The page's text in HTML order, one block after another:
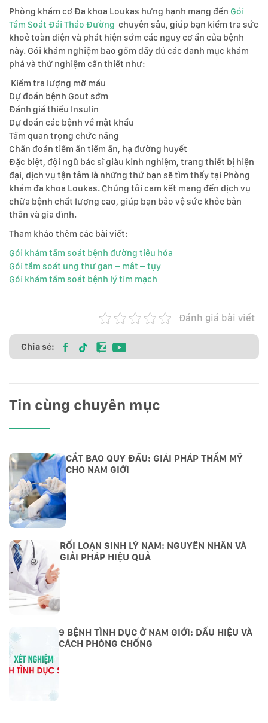
Phòng khám cơ Đa khoa Loukas hưng hạnh mang đến Gói
Tầm Soát Đái Tháo Đường chuyên sâu, giúp bạn kiểm tra sức
khoẻ toàn diện và phát hiện sớm các nguy cơ ẩn của bệnh
này. Gói khám nghiệm bao gồm đầy đủ các danh mục khám
phá và thử nghiệm cần thiết như:
Kiểm tra lượng mỡ máu
Dự đoán bệnh Gout sớm
Đánh giá thiếu Insulin
Dự đoán các bệnh về mật khẩu
Tầm quan trọng chức năng
Chẩn đoán tiềm ẩn tiềm ẩn, hạ đường huyết
Đặc biệt, đội ngũ bác sĩ giàu kinh nghiệm, trang thiết bị hiện
đại, dịch vụ tận tâm là những thứ bạn sẽ tìm thấy tại Phòng
khám đa khoa Loukas. Chúng tôi cam kết mang đến dịch vụ
chữa bệnh chất lượng cao, giúp bạn bảo vệ sức khỏe bản
thân và gia đình.
Tham khảo thêm các bài viết:
Gói khám tầm soát bệnh đường tiêu hóa
Gói tầm soát ung thư gan – mât – tụy
Gói khám tầm soát bệnh lý tim mạch
Đánh giá bài viết
Chia sẻ:
Tin cùng chuyên mục
CẮT BAO QUY ĐẦU: GIẢI PHÁP THẨM MỸ
CHO NAM GIỚI
RỐI LOẠN SINH LÝ NAM: NGUYÊN NHÂN VÀ
GIẢI PHÁP HIỆU QUẢ
9 BỆNH TÌNH DỤC Ở NAM GIỚI: DẤU HIỆU VÀ
CÁCH PHÒNG CHỐNG